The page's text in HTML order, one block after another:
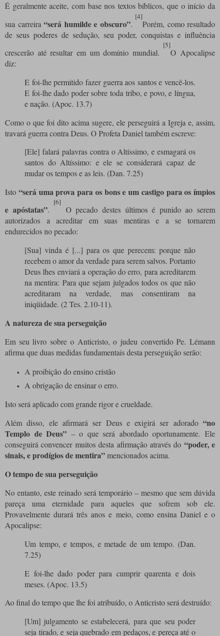
É geralmente aceite, com base nos textos bíblicos, que o início da
sua carreira “será humilde e obscuro”.
[4]
Porém, como resultado
de seus poderes de sedução, seu poder, conquistas e influência
crescerão até resultar em um domínio mundial.
[5]
O Apocalipse
diz:
E foi-lhe permitido fazer guerra aos santos e vencê-los.
E foi-lhe dado poder sobre toda tribo, e povo, e língua,
e nação. (Apoc. 13.7)
Como o que foi dito acima sugere, ele perseguirá a Igreja e, assim,
travará guerra contra Deus. O Profeta Daniel também escreve:
[Ele] falará palavras contra o Altíssimo, e esmagará os
santos do Altíssimo: e ele se considerará capaz de
mudar os tempos e as leis. (Dan. 7.25)
Isto “será uma prova para os bons e um castigo para os ímpios
e apóstatas”.
[6]
O pecado destes últimos é punido ao serem
autorizados a acreditar em suas mentiras e a se tornarem
endurecidos no pecado:
[Sua] vinda é [...] para os que perecem: porque não
recebem o amor da verdade para serem salvos. Portanto
Deus lhes enviará a operação do erro, para acreditarem
na mentira: Para que sejam julgados todos os que não
acreditaram na verdade, mas consentiram na
iniqüidade. (2 Tes. 2.10-11).
A natureza de sua perseguição
Em seu livro sobre o Anticristo, o judeu convertido Pe. Lémann
afirma que duas medidas fundamentais desta perseguição serão:
A proibição do ensino cristão
A obrigação de ensinar o erro.
Isto será aplicado com grande rigor e crueldade.
Além disso, ele afirmará ser Deus e exigirá ser adorado “no
Templo de Deus” – o que será abordado oportunamente. Ele
conseguirá convencer muitos desta afirmação através do “poder, e
sinais, e prodígios de mentira”mencionados acima.
O tempo de sua perseguição
No entanto, este reinado será temporário – mesmo que sem dúvida
pareça uma eternidade para aqueles que sofrem sob ele.
Provavelmente durará três anos e meio, como ensina Daniel e o
Apocalipse:
Um tempo, e tempos, e metade de um tempo. (Dan.
7.25)
E foi-lhe dado poder para cumprir quarenta e dois
meses. (Apoc. 13.5)
Ao final do tempo que lhe foi atribuído, o Anticristo será destruído:
[Um] julgamento se estabelecerá, para que seu poder
seja tirado, e seja quebrado em pedaços, e pereça até o